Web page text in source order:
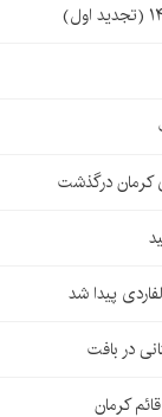
کرمان درگذشت
کرمان